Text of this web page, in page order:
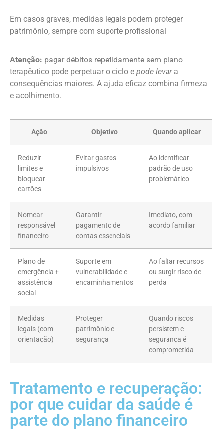
Em casos graves, medidas legais podem proteger
patrimônio, sempre com suporte profissional.
Atenção: pagar débitos repetidamente sem plano
terapêutico pode perpetuar o ciclo e pode levara
consequências maiores. A ajuda eficaz combina firmeza
e acolhimento.
Ação Objetivo Quando aplicar
Reduzir
limites e
bloquear
cartões
Evitar gastos
impulsivos
Ao identificar
padrão de uso
problemático
Nomear
responsável
financeiro
Garantir
pagamento de
contas essenciais
Imediato, com
acordo familiar
Plano de
emergência +
assistência
social
Suporte em
vulnerabilidade e
encaminhamentos
Ao faltar recursos
ou surgir risco de
perda
Medidas
legais (com
orientação)
Proteger
patrimônio e
segurança
Quando riscos
persistem e
segurança é
comprometida
Tratamento e recuperação:
por que cuidar da saúde é
parte do plano financeiro